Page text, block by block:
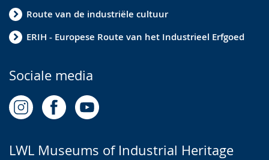
Route van de industriële cultuur
ERIH - Europese Route van het Industrieel Erfgoed
Sociale media
LWL Museums of Industrial Heritage